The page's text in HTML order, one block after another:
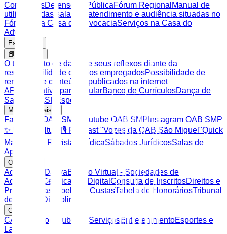
ComissõesDefensoria PúblicaFórum Regional Manual de
utilização das salas de atendimento e audiência situadas no
Fórum e na Casa da AdvocaciaServiços na Casa do
Advogado
Estrutura
📕 Artigos
O tratamento de dados e seus reflexos diante da
responsabilidade civil dos empregadosPossibilidade de
remoção de conteúdos publicados na internet
APP Aplicativo para celularBanco de CurrículosDança de
Salão CAASP
Esportes
Mídias Sociais
Facebook OAB SMP Youtube OAB SMP Instagram OAB SMP
✨ Noite Cultural🎙️ Podcast "Vozes da OAB São Miguel"Quick
Massage
📖 Revista JurídicaSábados JurídicosSalas de
Apoio
OAB SP
Advocacia DativaBalcão Virtual - Sociedades de
Advocacia
Certificação Digital Consulta de InscritosDireitos e
Prerrogativas
Tabela de CustasTabela de HonoráriosTribunal
de Ética e Disciplina
CAASP
CAASP Shop Clube de ServiçosEntretenimentoEsportes e
Lazer